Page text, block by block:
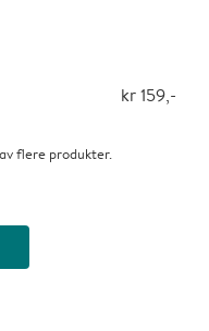
kr 159,-
flere produkter.